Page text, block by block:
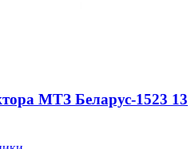
МТЗ Беларус-1523 13